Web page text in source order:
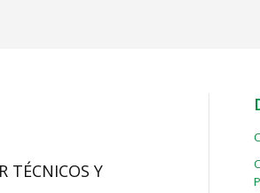
TÉCNICOS Y